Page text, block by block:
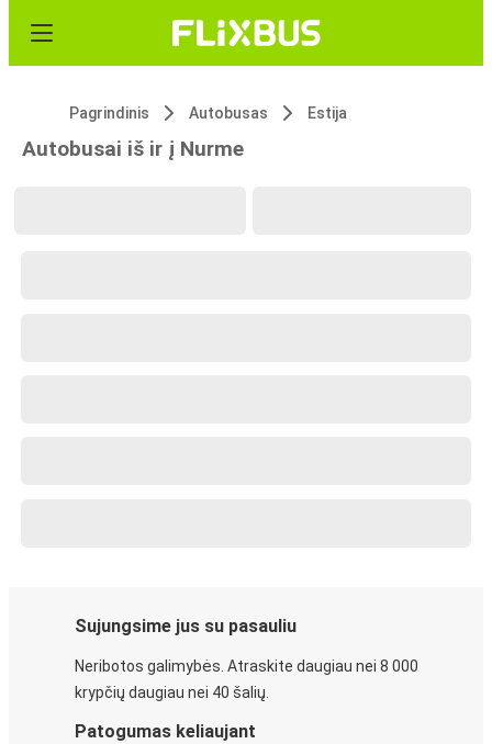
Pagrindinis Autobusas Estija
Autobusai iš ir į Nurme
Sujungsime jus su pasauliu
Neribotos galimybės. Atraskite daugiau nei 8 000
krypčių daugiau nei 40 šalių.
Patogumas keliaujant